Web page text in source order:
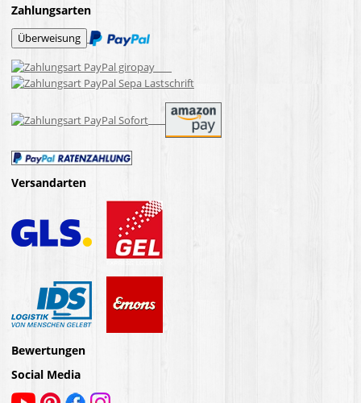
Zahlungsarten
Versandarten
Bewertungen
Social Media